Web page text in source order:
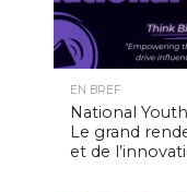
EN BREF
National
Le grand
et de